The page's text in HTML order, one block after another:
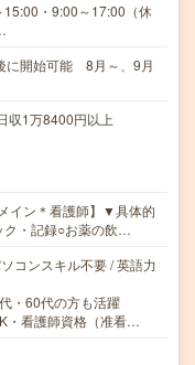
・9:00～17:00（休
に開始可能 8月～、9月
1万8400円以上
イン＊看護師】▼具体的
・記録○お薬の飲…
コンスキル不要 / 英語力
・60代の方も活躍
・看護師資格（准看…